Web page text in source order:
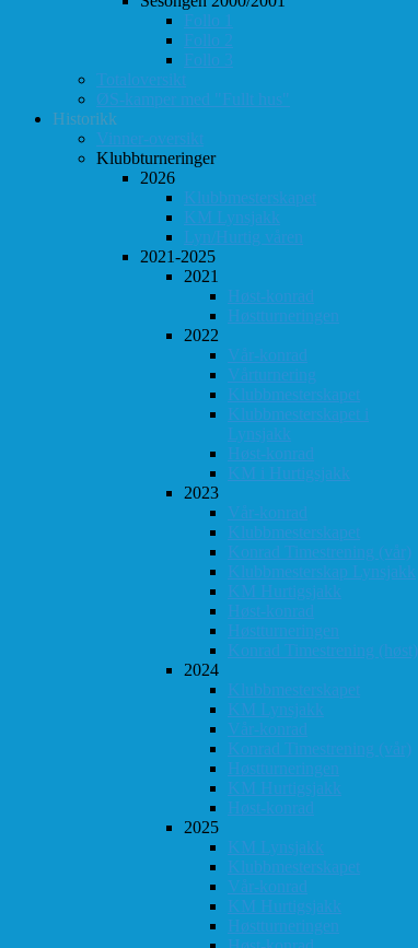
Follo 1
Follo 2
Follo 3
Totaloversikt
ØS-kamper med "Fullt hus"
Historikk
Vinner-oversikt
Klubbturneringer
2026
Klubbmesterskapet
KM Lynsjakk
Lyn/Hurtig våren
2021-2025
2021
Høst-konrad
Høstturneringen
2022
Vår-konrad
Vårturnering
Klubbmesterskapet
Klubbmesterskapet i
Lynsjakk
Høst-konrad
KM i Hurtigsjakk
2023
Vår-konrad
Klubbmesterskapet
Konrad Timestrening (vår)
Klubbmesterskap Lynsjakk
KM Hurtigsjakk
Høst-konrad
Høstturneringen
Konrad Timestrening (høst)
2024
Klubbmesterskapet
KM Lynsjakk
Vår-konrad
Konrad Timestrening (vår)
Høstturneringen
KM Hurtigsjakk
Høst-konrad
2025
KM Lynsjakk
Klubbmesterskapet
Vår-konrad
KM Hurtigsjakk
Høstturneringen